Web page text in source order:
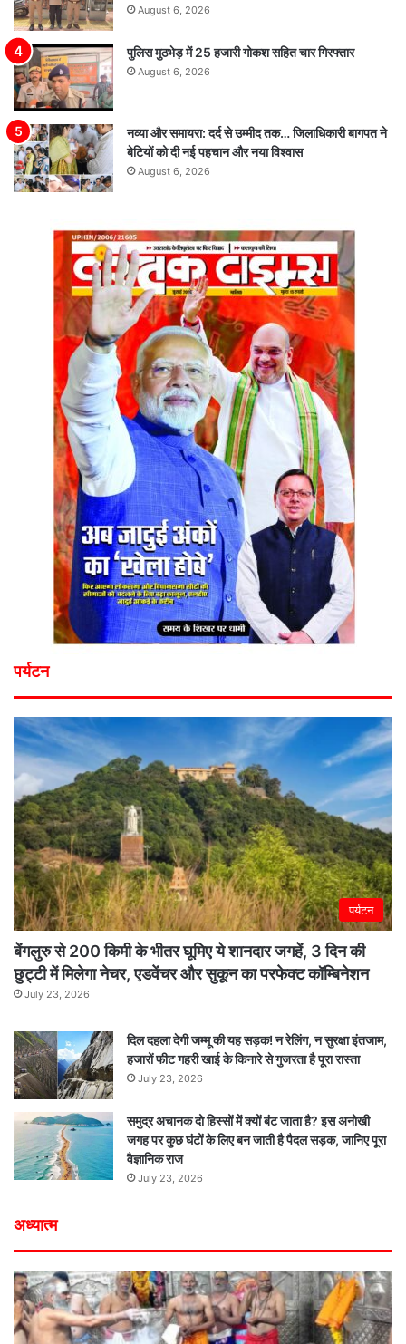
August 6, 2026
पुलिस मुठभेड़ में 25 हजारी गोकश सहित चार गिरफ्तार
August 6, 2026
नव्या और समायरा: दर्द से उम्मीद तक… जिलाधिकारी बागपत ने
बेटियों को दी नई पहचान और नया विश्वास
August 6, 2026
पर्यटन
पर्यटन
बेंगलुरु से 200 किमी के भीतर घूमिए ये शानदार जगहें, 3 दिन की
छुट्टी में मिलेगा नेचर, एडवेंचर और सुकून का परफेक्ट कॉम्बिनेशन
July 23, 2026
दिल दहला देगी जम्मू की यह सड़क! न रेलिंग, न सुरक्षा इंतजाम,
हजारों फीट गहरी खाई के किनारे से गुजरता है पूरा रास्ता
July 23, 2026
समुद्र अचानक दो हिस्सों में क्यों बंट जाता है? इस अनोखी
जगह पर कुछ घंटों के लिए बन जाती है पैदल सड़क, जानिए पूरा
वैज्ञानिक राज
July 23, 2026
अध्यात्म